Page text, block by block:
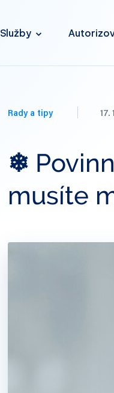
Služby
❄
musíte
Rady a tipy 17.